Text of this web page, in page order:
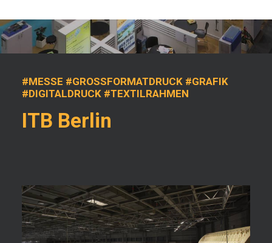
#MESSE #GROSSFORMATDRUCK #GRAFIK #
DIGITALDRUCK #TEXTILRAHMEN
ITB Berlin